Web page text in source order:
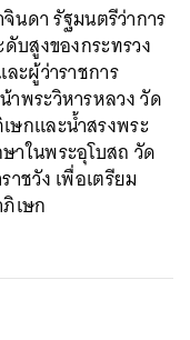
นดา รัฐมนตรีว่าการ
บสูงของกระทรวง
ะผู้ว่าราชการ
พระวิหารหลวง วัด
ษกและน้ำสรงพระ
าในพระอุโบสถ วัด
ชวัง เพื่อเตรียม
เษก